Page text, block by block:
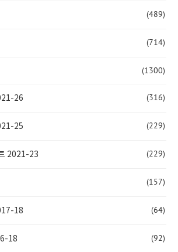
(489)
(714)
(1300)
26 (316)
25 (229)
2021-23 (229)
(157)
18 (64)
18 (92)